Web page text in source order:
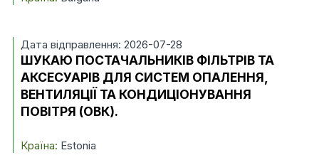
Дата відправлення: 2026-07-28
ШУКАЮ ПОСТАЧАЛЬНИКІВ ФІЛЬТРІВ ТА
АКСЕСУАРІВ ДЛЯ СИСТЕМ ОПАЛЕННЯ,
ВЕНТИЛЯЦІЇ ТА КОНДИЦІОНУВАННЯ
ПОВІТРЯ (ОВК).
Країна: Estonia